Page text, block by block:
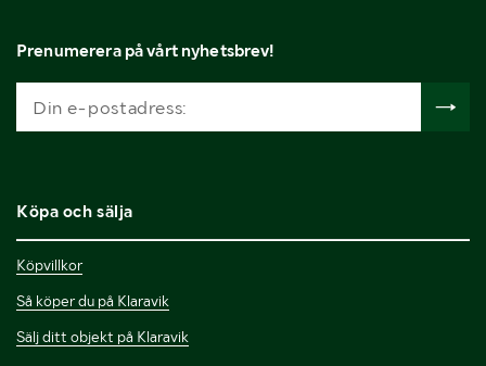
Prenumerera på vårt nyhetsbrev!
Köpa och sälja
Köpvillkor
Så köper du på Klaravik
Sälj ditt objekt på Klaravik